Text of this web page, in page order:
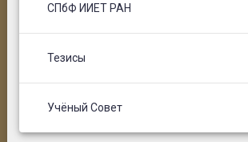
СПбФ ИИЕТ РАН
Тезисы
Учёный Совет